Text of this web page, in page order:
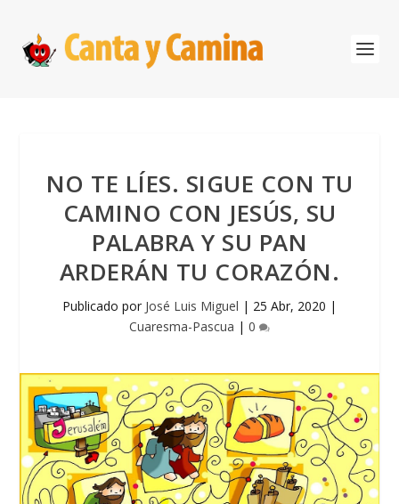
NO TE LÍES. SIGUE CON TU
CAMINO CON JESÚS, SU
PALABRA Y SU PAN
ARDERÁN TU CORAZÓN.
Publicado por José Luis Miguel | 25 Abr, 2020 |
Cuaresma-Pascua | 0